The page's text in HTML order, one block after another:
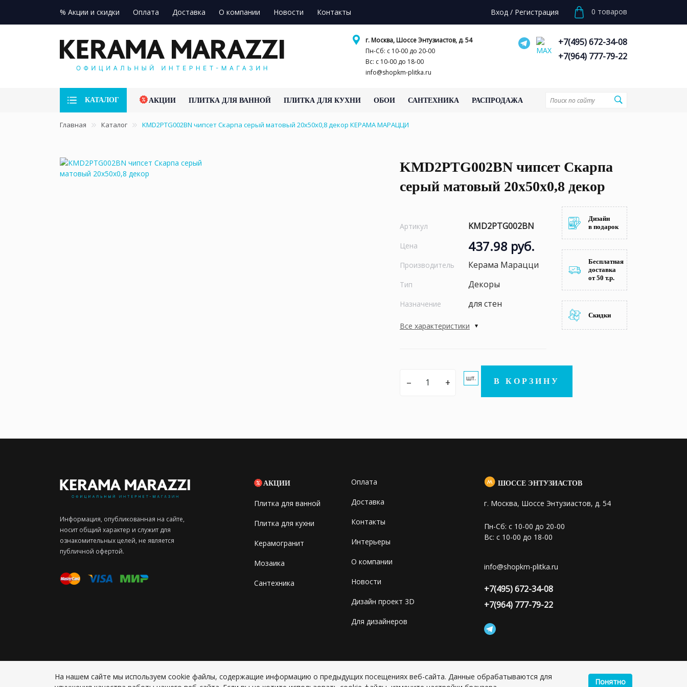
% Акции и скидки Оплата Доставка О компании Новости Контакты Вход / Регистрация 0 товаров
г. Москва, Шоссе Энтузиастов, д. 54
Пн-Сб: с 10-00 до 20-00
Вс: с 10-00 до 18-00
info@shopkm-plitka.ru
+7(495) 672-34-08
+7(964) 777-79-22
КАТАЛОГ АКЦИИ ПЛИТКА ДЛЯ ВАННОЙ ПЛИТКА ДЛЯ КУХНИ ОБОИ САНТЕХНИКА РАСПРОДАЖА
Главная Каталог KMD2PTG002BN чипсет Скарпа серый матовый 20x50x0,8 декор КЕРАМА МАРАЦЦИ
KMD2PTG002BN чипсет Скарпа
серый матовый 20x50x0,8 декор
Артикул KMD2PTG002BN
Цена 437.98 руб.
Производитель Керама Марацци
Тип Декоры
Назначение для стен
Все характеристики
– + шт. В КОРЗИНУ
Дизайн
в подарок
Бесплатная
доставка
от 50 т.р.
Скидки
Информация, опубликованная на сайте,
носит общий характер и служит для
ознакомительных целей, не является
публичной офертой.
АКЦИИ
Плитка для ванной
Плитка для кухни
Керамогранит
Мозаика
Сантехника
Оплата
Доставка
Контакты
Интерьеры
О компании
Новости
Дизайн проект 3D
Для дизайнеров
ШОССЕ ЭНТУЗИАСТОВ
г. Москва, Шоссе Энтузиастов, д. 54
Пн-Сб: с 10-00 до 20-00
Вс: с 10-00 до 18-00
info@shopkm-plitka.ru
+7(495) 672-34-08
+7(964) 777-79-22
На нашем сайте мы используем cookie файлы, содержащие информацию о предыдущих посещениях веб-сайта. Данные обрабатываются для
Понятно